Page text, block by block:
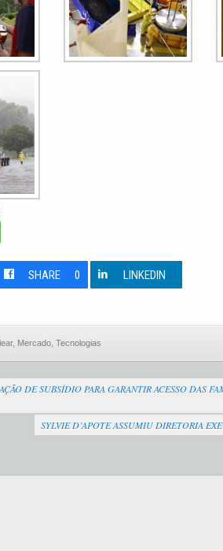
SHARE 0 LINKEDIN
, Mercado Tecnologias
DE SUBSÍDIO PARA GARANTIR ACESSO DAS
SYLVIE D’APOTE ASSUMIU DIRETORIA